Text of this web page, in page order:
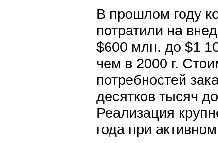
В прошлом году
потратили на
$600 млн. до $1
чем в 2000 г.
потребностей
десятков тысяч
Реализация
года при